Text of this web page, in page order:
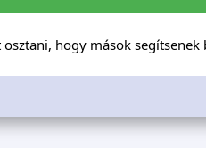
hogy mások segítsenek